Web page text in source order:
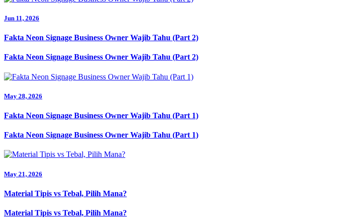
Jun 11, 2026
Fakta Neon Signage Business Owner Wajib Tahu (Part 2)
Fakta Neon Signage Business Owner Wajib Tahu (Part 2)
May 28, 2026
Fakta Neon Signage Business Owner Wajib Tahu (Part 1)
Fakta Neon Signage Business Owner Wajib Tahu (Part 1)
May 21, 2026
Material Tipis vs Tebal, Pilih Mana?
Material Tipis vs Tebal, Pilih Mana?